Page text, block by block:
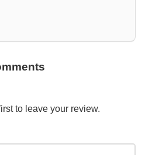
to leave your review.